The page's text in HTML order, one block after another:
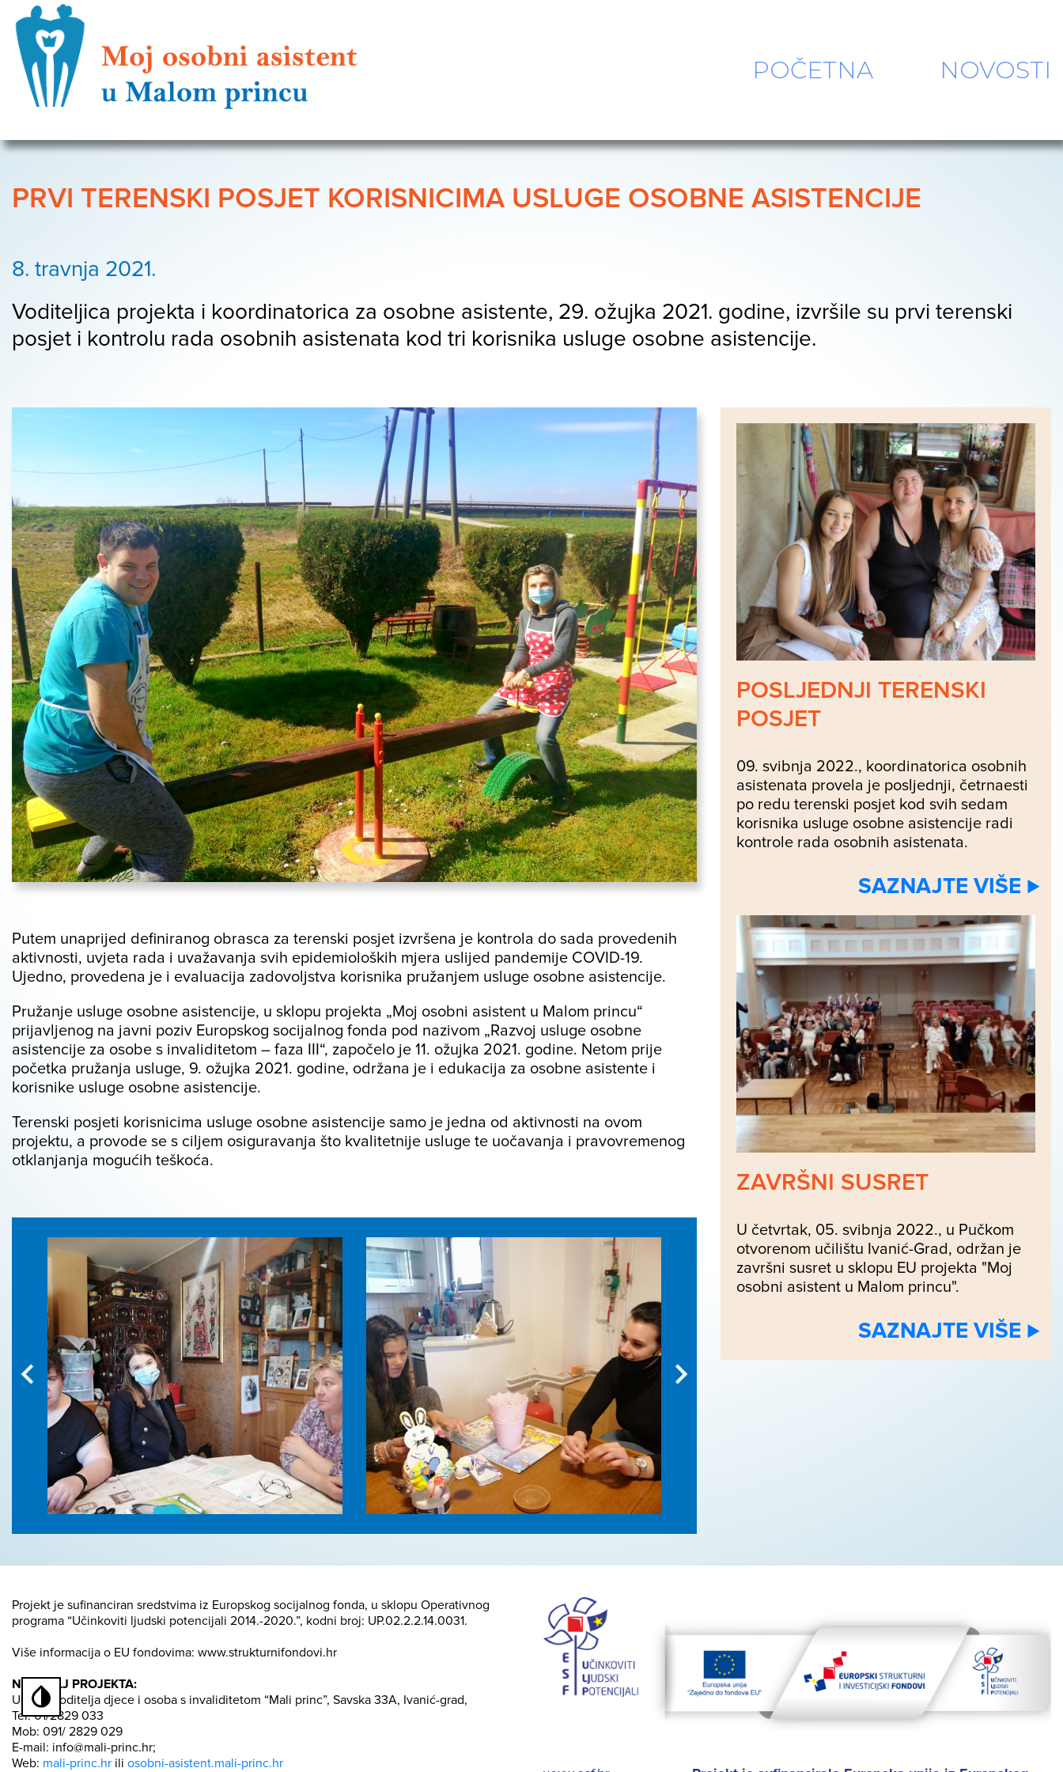
POČETNA NOVOSTI
PRVI TERENSKI POSJET KORISNICIMA USLUGE OSOBNE ASISTENCIJE
8. travnja 2021.
Voditeljica projekta i koordinatorica za osobne asistente, 29. ožujka 2021. godine, izvršile su prvi terenski
posjet i kontrolu rada osobnih asistenata kod tri korisnika usluge osobne asistencije.
Putem unaprijed definiranog obrasca za terenski posjet izvršena je kontrola do sada provedenih
aktivnosti, uvjeta rada i uvažavanja svih epidemioloških mjera uslijed pandemije COVID-19.
Ujedno, provedena je i evaluacija zadovoljstva korisnika pružanjem usluge osobne asistencije.
Pružanje usluge osobne asistencije, u sklopu projekta „Moj osobni asistent u Malom princu“
prijavljenog na javni poziv Europskog socijalnog fonda pod nazivom „Razvoj usluge osobne
asistencije za osobe s invaliditetom – faza III“, započelo je 11. ožujka 2021. godine. Netom prije
početka pružanja usluge, 9. ožujka 2021. godine, održana je i edukacija za osobne asistente i
korisnike usluge osobne asistencije.
Terenski posjeti korisnicima usluge osobne asistencije samo je jedna od aktivnosti na ovom
projektu, a provode se s ciljem osiguravanja što kvalitetnije usluge te uočavanja i pravovremenog
otklanjanja mogućih teškoća.
POSLJEDNJI TERENSKI
POSJET
09. svibnja 2022., koordinatorica osobnih
asistenata provela je posljednji, četrnaesti
po redu terenski posjet kod svih sedam
korisnika usluge osobne asistencije radi
kontrole rada osobnih asistenata.
SAZNAJTE VIŠE ⊲
ZAVRŠNI SUSRET
U četvrtak, 05. svibnja 2022., u Pučkom
otvorenom učilištu Ivanić-Grad, održan je
završni susret u sklopu EU projekta "Moj
osobni asistent u Malom princu".
SAZNAJTE VIŠE ⊲
Projekt je sufinanciran sredstvima iz Europskog socijalnog fonda, u sklopu Operativnog
programa “Učinkoviti ljudski potencijali 2014.-2020.”, kodni broj: UP.02.2.2.14.0031.
Više informacija o EU fondovima: www.strukturnifondovi.hr
NOSITELJ PROJEKTA:
Udruga roditelja djece i osoba s invaliditetom “Mali princ”, Savska 33A, Ivanić-grad,
Tel: 01/2829 033
Mob: 091/ 2829 029
E-mail: info@mali-princ.hr;
Web: mali-princ.hr ili osobni-asistent.mali-princ.hr